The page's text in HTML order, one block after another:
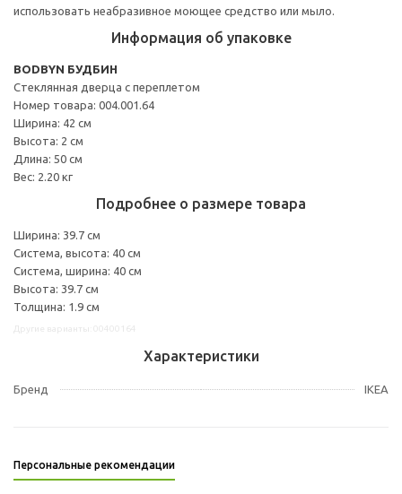
использовать неабразивное моющее средство или мыло.
Информация об упаковке
BODBYN БУДБИН
Стеклянная дверца с переплетом
Номер товара: 004.001.64
Ширина: 42 см
Высота: 2 см
Длина: 50 см
Вес: 2.20 кг
Подробнее о размере товара
Ширина: 39.7 см
Система, высота: 40 см
Система, ширина: 40 см
Высота: 39.7 см
Толщина: 1.9 см
Характеристики
Бренд IKEA
Персональные рекомендации